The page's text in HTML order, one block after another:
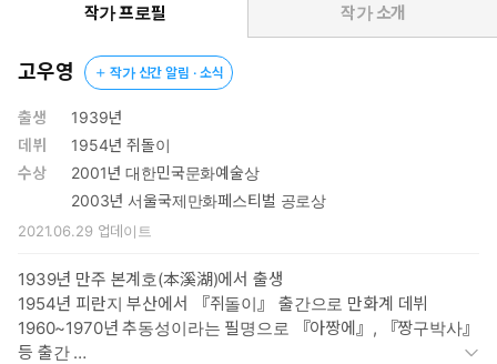
이겠지만 그보다 더 절통했던 것은 그 불구가 된 아이를 병원에 데
려가 치료해줄 엄두를 못 내고 24세의 청년이 되기까지 길거리에서
앵벌이를 시켰다는 사실이다."(「작가의 말」에서)
이번에 출간한 『올컬러 완전판 삼국지』 또한 초판본 열 권을 기본
으로 하되, 초판본 출간 당시 삭제 수정된 부분을 지은이가 생전에
직접 복원한 것이다.
복원은 쉽지 않았다. 1978년 연재 당시 오리지널 원고는 거의 망
는 과정에서 많은 시간과 노력이 들었다.
뒷그림이 배어 나온 페이지들을 일일이 지워서 바로잡는다거나
흐릿한 선과 글씨 등을 최대한 선명하게 손질하여 해상도를 높
였다. 또한 표기법이 달라진 지문이며 대사는 현행 한글맞춤법
에 맞게 수정을 하되, 지은이의 필체를 그대로 살렸다. 이런 과정
작가 프로필 작가 소개
고우영 작가 신간 알림 · 소식
출생
1939년
데뷔
1954년 쥐돌이
수상
2001년 대한민국문화예술상
2003년 서울국제만화페스티벌 공로상
2021.06.29 업데이트
1939년 만주 본계호(本溪湖)에서 출생
1954년 피란지 부산에서 『쥐돌이』 출간으로 만화계 데뷔
1960~1970년 추동성이라는 필명으로 『아짱에』, 『짱구박사』
등 출간